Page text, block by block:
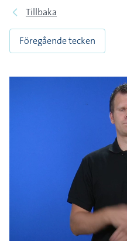
Tillbaka
Föregående tecken